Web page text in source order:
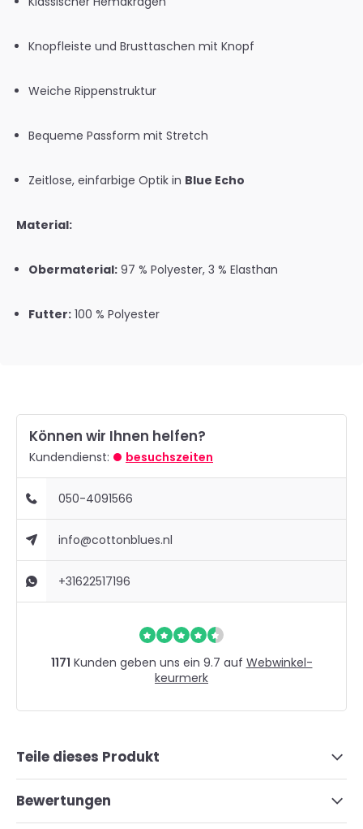
Knopfleiste und Brusttaschen mit Knopf
Weiche Rippenstruktur
Bequeme Passform mit Stretch
Zeitlose, einfarbige Optik in Blue Echo
Material:
Obermaterial: 97 % Polyester, 3 % Elasthan
Futter: 100 % Polyester
Können wir Ihnen helfen?
Kundendienst: besuchszeiten
050-4091566
info@cottonblues.nl
+31622517196
1171 Kunden geben uns ein 9.7 auf Webwinkel-
keurmerk
Teile dieses Produkt
Bewertungen